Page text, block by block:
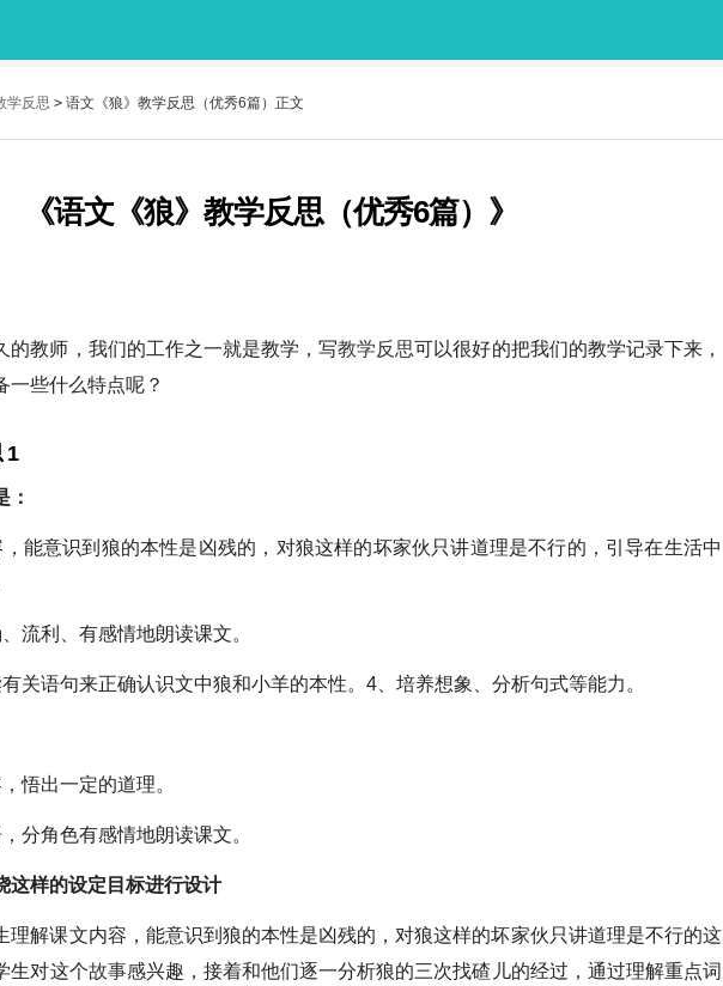
学反思 > 语文《狼》教学反思（优秀6篇）正文
《语文《狼》教学反思（优秀6篇）》
的教师，我们的工作之一就是教学，写教学反思可以很好的把我们的教学记录下来，
一些什么特点呢？
1
：
能意识到狼的本性是凶残的，对狼这样的坏家伙只讲道理是不行的，引导在生活中
流利、有感情地朗读课文。
关语句来正确认识文中狼和小羊的本性。4、培养想象、分析句式等能力。
悟出一定的道理。
分角色有感情地朗读课文。
这样的设定目标进行设计
理解课文内容，能意识到狼的本性是凶残的，对狼这样的坏家伙只讲道理是不行的这
生对这个故事感兴趣，接着和他们逐一分析狼的三次找碴儿的经过，通过理解重点词